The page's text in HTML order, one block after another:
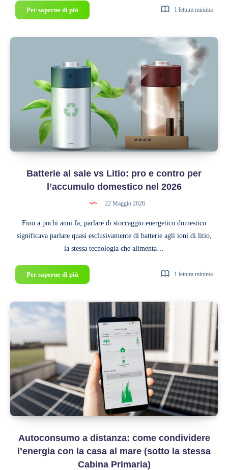
Per saperne di piùVehicle-
to-
usare
tua
elettrica
per
casa
1 lettura minima
Batterie al sale vs Litio: pro e contro per
l’accumulo domestico nel 2026
22 Maggio 2026
Fino a pochi anni fa, parlare di stoccaggio energetico domestico
significava parlare quasi esclusivamente di batterie agli ioni di litio,
la stessa tecnologia che alimenta…
Per saperne di piùBatterie
al
contro
per
l’accumulo
domestico
nel
2026
1 lettura minima
Autoconsumo a distanza: come condividere
l’energia con la casa al mare (sotto la stessa
Cabina Primaria)